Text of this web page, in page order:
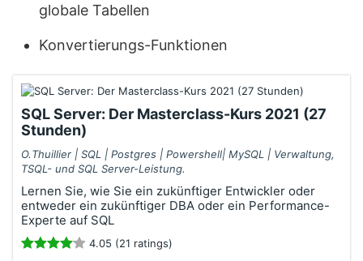
globale Tabellen
Konvertierungs-Funktionen
SQL Server: Der Masterclass-Kurs 2021 (27
Stunden)
O.Thuillier | SQL | Postgres | Powershell| MySQL | Verwaltung,
TSQL- und SQL Server-Leistung.
Lernen Sie, wie Sie ein zukünftiger Entwickler oder
entweder ein zukünftiger DBA oder ein Performance-
Experte auf SQL
4.05 (21 ratings)